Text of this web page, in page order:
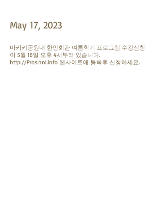
May 17, 2023
마키키공원내 한인회관 여름학기 프로그램 수강신청
이 5월 16일 오후 4시부터 있습니다.
http://Pros.hnl.info 웹사이트에 등록후 신청하세요.